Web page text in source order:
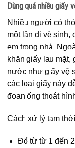
Dùng quá nhiều giấy
Nhiều người có
một lần đi vệ sinh,
em trong nhà.
khăn giấy lau
nước như giấy vệ
các loại giấy này
đoạn ống thoát
Cách xử lý tạm
Đổ từ từ 1 đến